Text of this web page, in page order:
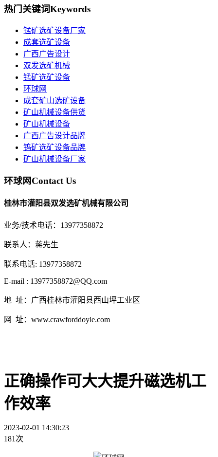
热门关键词Keywords
锰矿选矿设备厂家
成套选矿设备
广西广告设计
双发选矿机械
锰矿选矿设备
环球网
成套矿山选矿设备
矿山机械设备供货
矿山机械设备
广西广告设计品牌
钨矿选矿设备品牌
矿山机械设备厂家
环球网Contact Us
桂林市灌阳县双发选矿机械有限公司
业务/技术电话：13977358872
联系人：蒋先生
联系电话: 13977358872
E-mail : 13977358872@QQ.com
地 址：广西桂林市灌阳县西山坪工业区
网 址：www.crawforddoyle.com
正确操作可大大提升磁选机工
作效率
2023-02-01 14:30:23
181次